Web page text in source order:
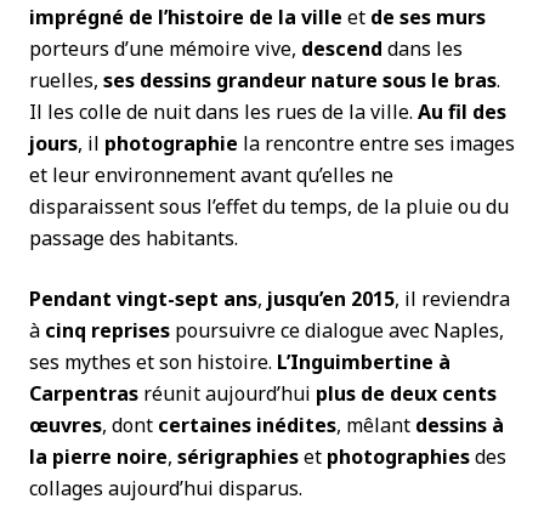
imprégné de l’histoire de la ville et de ses murs
porteurs d’une mémoire vive, descend dans les
ruelles, ses dessins grandeur nature sous le bras.
Il les colle de nuit dans les rues de la ville. Au fil des
jours, il photographie la rencontre entre ses images
et leur environnement avant qu’elles ne
disparaissent sous l’effet du temps, de la pluie ou du
passage des habitants.
Pendant vingt-sept ans, jusqu’en 2015, il reviendra
à cinq reprises poursuivre ce dialogue avec Naples,
ses mythes et son histoire. L’Inguimbertine à
Carpentras réunit aujourd’hui plus de deux cents
œuvres, dont certaines inédites, mêlant dessins à
la pierre noire, sérigraphieset photographiesdes
collages aujourd’hui disparus.